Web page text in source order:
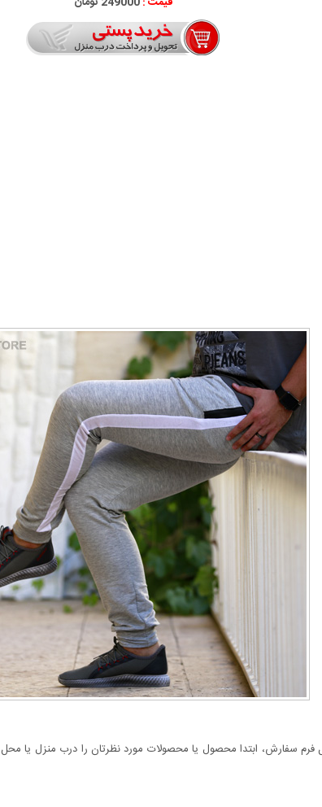
سفارش، ابتدا محصول یا محصولات مورد نظرتان را درب منزل یا محل